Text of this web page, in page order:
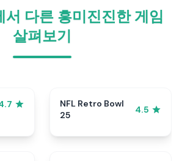
다른 흥미진진한 게임
살펴보기
NFL Retro Bowl
25
4.5